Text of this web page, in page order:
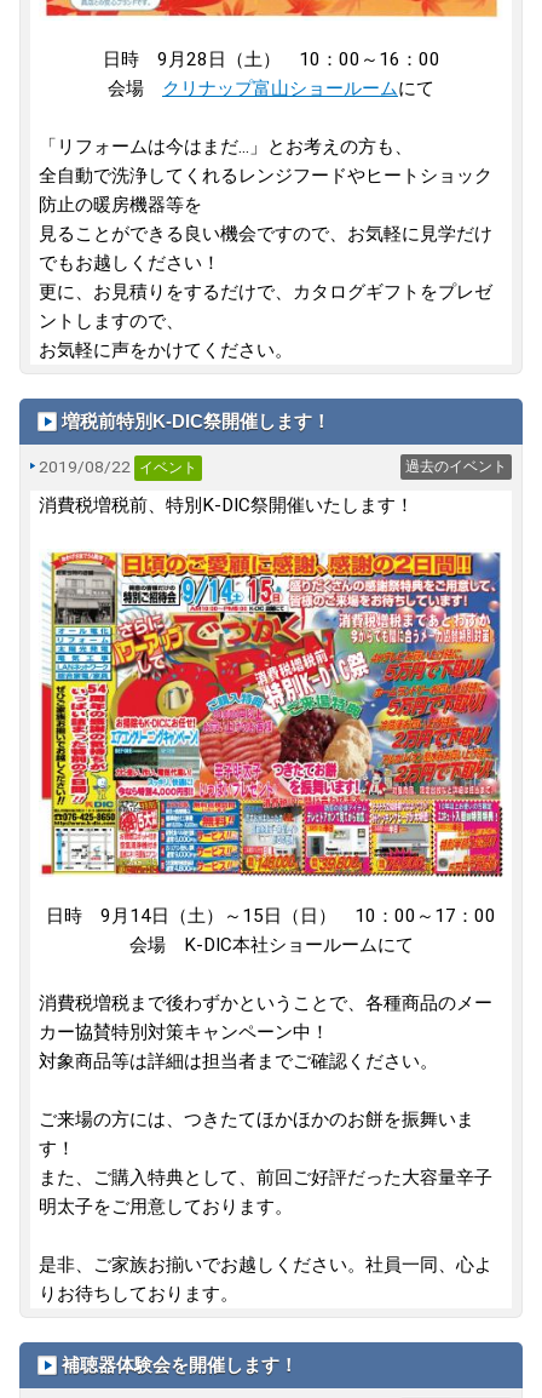
日時 9月28日（土） 10：00～16：00
会場 クリナップ富山ショールームにて
「リフォームは今はまだ...」とお考えの方も、
全自動で洗浄してくれるレンジフードやヒートショック
防止の暖房機器等を
見ることができる良い機会ですので、お気軽に見学だけ
でもお越しください！
更に、お見積りをするだけで、カタログギフトをプレゼ
ントしますので、
お気軽に声をかけてください。
増税前特別K-DIC祭開催します！
過去のイベント
2019/08/22 イベント
消費税増税前、特別K-DIC祭開催いたします！
日時 9月14日（土）～15日（日） 10：00～17：00
会場 K-DIC本社ショールームにて
消費税増税まで後わずかということで、各種商品のメー
カー協賛特別対策キャンペーン中！
対象商品等は詳細は担当者までご確認ください。
ご来場の方には、つきたてほかほかのお餅を振舞いま
す！
また、ご購入特典として、前回ご好評だった大容量辛子
明太子をご用意しております。
是非、ご家族お揃いでお越しください。社員一同、心よ
りお待ちしております。
補聴器体験会を開催します！